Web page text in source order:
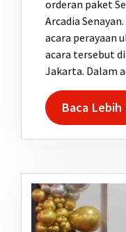
orderan paket
Arcadia
acara perayaan
acara tersebut di
Jakarta. Dalam
Baca